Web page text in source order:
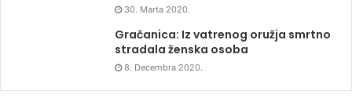
30. Marta 2020.
Gračanica: Iz vatrenog oružja smrtno
stradala ženska osoba
8. Decembra 2020.